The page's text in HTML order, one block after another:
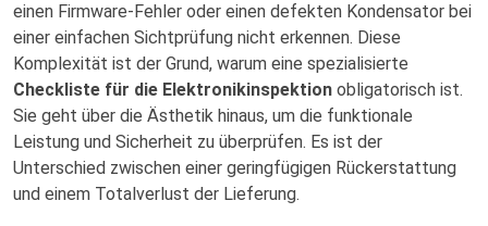
einen Firmware-Fehler oder einen defekten Kondensator bei
einer einfachen Sichtprüfung nicht erkennen. Diese
Komplexität ist der Grund, warum eine spezialisierte
Checkliste für die Elektronikinspektion obligatorisch ist.
Sie geht über die Ästhetik hinaus, um die funktionale
Leistung und Sicherheit zu überprüfen. Es ist der
Unterschied zwischen einer geringfügigen Rückerstattung
und einem Totalverlust der Lieferung.